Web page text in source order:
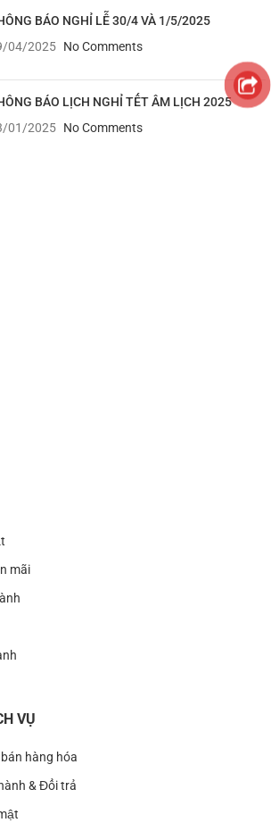
BÁO NGHỈ LỄ 30/4 VÀ 1/5/2025
04/2025 No Comments
BÁO LỊCH NGHỈ TẾT ÂM LỊCH 2025
01/2025 No Comments
mãi
VỤ
hàng hóa
& Đổi trả